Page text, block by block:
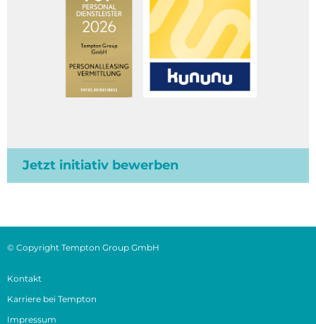
Jetzt initiativ bewerben
© Copyright Tempton Group GmbH
Kontakt
Karriere bei Tempton
Impressum